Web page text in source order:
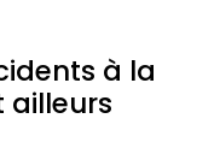
à la
ailleurs